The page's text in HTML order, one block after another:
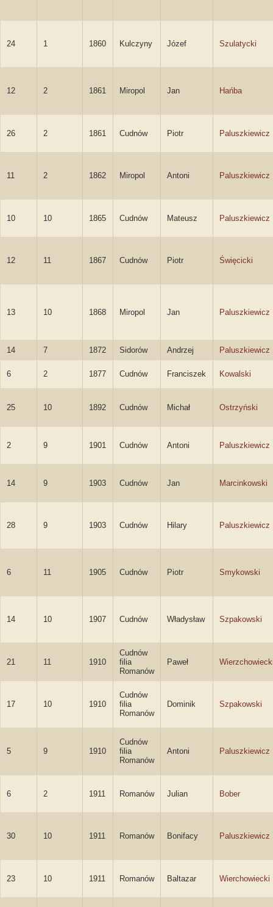
24 1 1860 Kulczyny Józef Szulatycki
12 2 1861 Miropol Jan Hańba
26 2 1861 Cudnów Piotr Paluszkiewicz
11 2 1862 Miropol Antoni Paluszkiewicz
10 10 1865 Cudnów Mateusz Paluszkiewicz
12 11 1867 Cudnów Piotr Święcicki
13 10 1868 Miropol Jan Paluszkiewicz
14 7 1872 Sidorów Andrzej Paluszkiewicz
6 2 1877 Cudnów Franciszek Kowalski
25 10 1892 Cudnów Michał Ostrzyński
2 9 1901 Cudnów Antoni Paluszkiewicz
14 9 1903 Cudnów Jan Marcinkowski
28 9 1903 Cudnów Hilary Paluszkiewicz
6 11 1905 Cudnów Piotr Smykowski
14 10 1907 Cudnów Władysław Szpakowski
21 11 1910
Cudnów
filia
Romanów
Paweł
17 10 1910
Cudnów
filia
Romanów
Dominik Szpakowski
5 9 1910
Cudnów
filia
Romanów
Antoni Paluszkiewicz
6 2 1911 Romanów Julian Bober
30 10 1911 Romanów Bonifacy Paluszkiewicz
23 10 1911 Romanów Baltazar Wierchowiecki